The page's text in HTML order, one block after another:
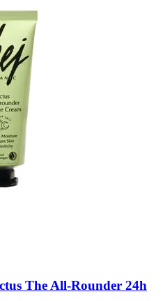
The All-​Rounder 24h